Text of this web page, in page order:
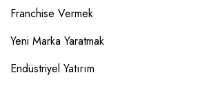
Franchise Vermek
Yeni Marka Yaratmak
Endüstriyel Yatırım